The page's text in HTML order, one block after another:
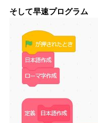
そして早速プログラム